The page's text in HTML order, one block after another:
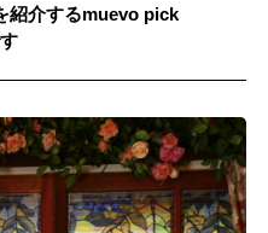
SSW
ループ #R&B/ソウル
紹介するmuevo pick